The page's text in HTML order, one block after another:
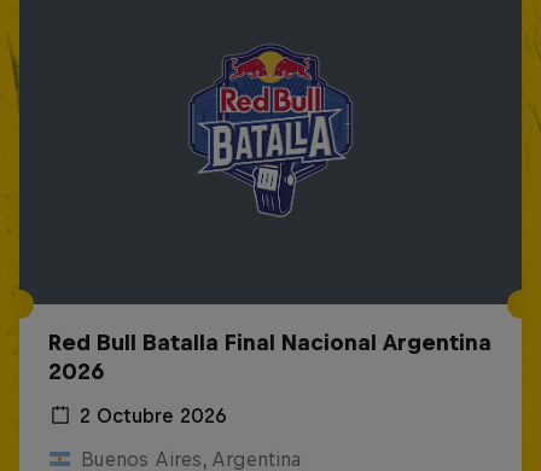
Red Bull Batalla Final Nacional Argentina
2026
2 Octubre 2026
Buenos Aires, Argentina